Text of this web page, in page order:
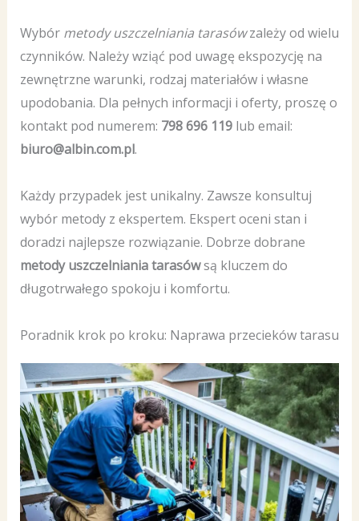
Wybór metody uszczelniania tarasówzależy od wielu
czynników. Należy wziąć pod uwagę ekspozycję na
zewnętrzne warunki, rodzaj materiałów i własne
upodobania. Dla pełnych informacji i oferty, proszę o
kontakt pod numerem: 798 696 119lub email:
biuro@albin.com.pl.
Każdy przypadek jest unikalny. Zawsze konsultuj
wybór metody z ekspertem. Ekspert oceni stan i
doradzi najlepsze rozwiązanie. Dobrze dobrane
metody uszczelniania tarasówsą kluczem do
długotrwałego spokoju i komfortu.
Poradnik krok po kroku: Naprawa przecieków tarasu